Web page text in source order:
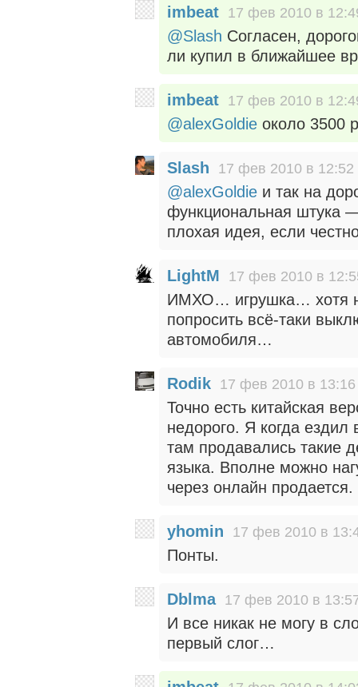
imbeat 17 фев 2010 в
@Slash Согласен,
ли купил в ближайшее
imbeat 17 фев 2010 в
@alexGoldie около 3500
Slash 17 фев 2010 в 12:52
@alexGoldie и так на
функциональная штука
плохая идея, если
LightM 17 фев 2010 в
ИМХО… игрушка… хотя
попросить всё-таки
автомобиля…
Rodik 17 фев 2010 в 13:16
Точно есть китайская
недорого. Я когда
там продавались такие
языка. Вполне можно
через онлайн продается.
yhomin 17 фев 2010 в
Понты.
Dblma 17 фев 2010 в
И все никак не могу в
первый слог…